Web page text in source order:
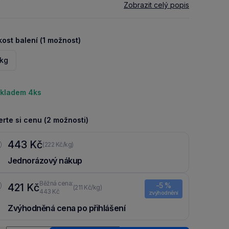
Zobrazit celý popis
balení (1 možnost)
4ks
si cenu (2 možnosti)
443 Kč(222 Kč/kg)
Jednorázový nákup
421 KčBěžná cena:
443 Kč
(211 Kč/kg) -5 %
zvýhodnění
Zvýhodněná cena po přihlášení